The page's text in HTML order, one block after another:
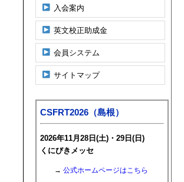
入会案内
英文校正助成金
会員システム
サイトマップ
CSFRT2026（島根）
2026年11月28日(土)・29日(日)
くにびきメッセ
→ 公式ホームページはこちら